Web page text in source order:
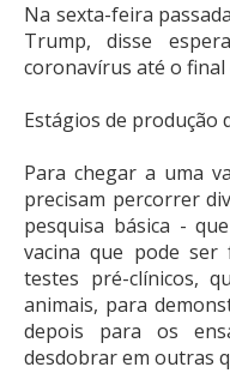
Na sexta-feira
Trump, disse
coronavírus até o final
Estágios de produção
Para chegar a uma
precisam percorrer
pesquisa básica -
vacina que pode ser
testes pré-clínicos,
animais, para
depois para os
desdobrar em outras